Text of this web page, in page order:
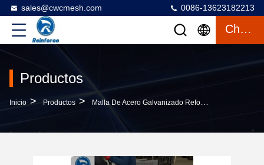
sales@cwcmesh.com 0086-13623182213
Charlar
Productos
Inicio > Productos > Malla De Acero Galvanizado Reforzada Para Tuberías